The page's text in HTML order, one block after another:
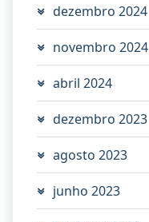
dezembro 2024
novembro 2024
abril 2024
dezembro 2023
agosto 2023
junho 2023